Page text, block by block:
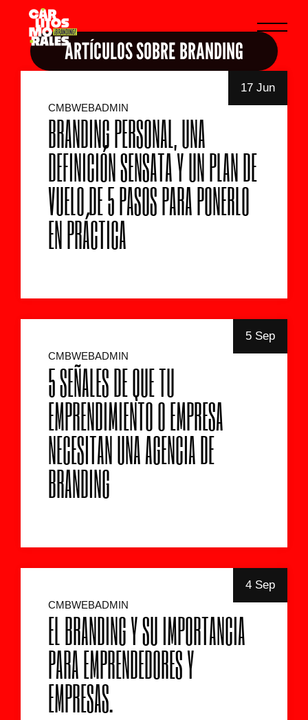
ARTÍCULOS SOBRE BRANDING
17 Jun
CMBWEBADMIN
BRANDING PERSONAL, UNA
DEFINICIÓN SENSATA Y UN PLAN DE
VUELO DE 5 PASOS PARA PONERLO
EN PRÁCTICA
5 Sep
CMBWEBADMIN
5 SEÑALES DE QUE TU
EMPRENDIMIENTO O EMPRESA
NECESITAN UNA AGENCIA DE
BRANDING
4 Sep
CMBWEBADMIN
EL BRANDING Y SU IMPORTANCIA
PARA EMPRENDEDORES Y
EMPRESAS.